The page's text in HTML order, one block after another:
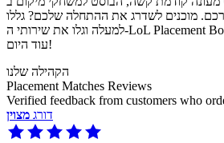
מוכנים לשדרג את ההתחלה שלכם? גללו
למעלה וגלו את שירותי ה-LoL Placement Boost שלנו ב-BoostRoyal
עוד היום!
הקהילה שלנו
Placement Matches Reviews
Verified feedback from customers who
דורג מצוין